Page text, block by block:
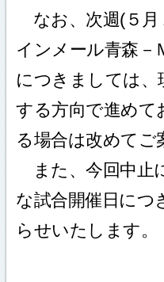
なお、次週(５月
インメール青森－
につきましては、
する方向で進めて
る場合は改めてご
また、今回中止
な試合開催日につ
らせいたします。